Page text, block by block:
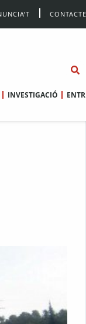
CONTACTE
INVESTIGACIÓ